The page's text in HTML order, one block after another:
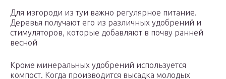
Для изгороди из туи важно регулярное питание.
Деревья получают его из различных удобрений и
стимуляторов, которые добавляют в почву ранней
весной
Кроме минеральных удобрений используется
компост. Когда производится высадка молодых